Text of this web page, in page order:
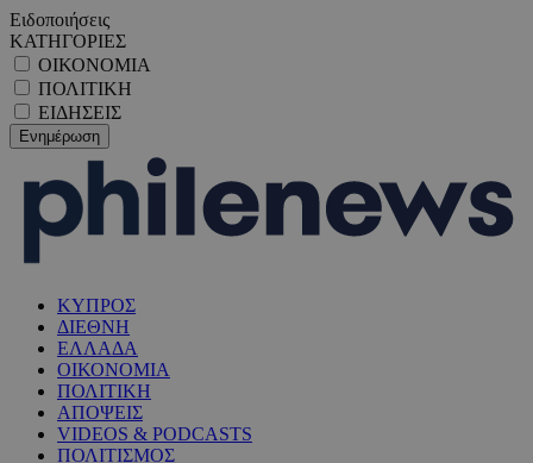
Ειδοποιήσεις
ΚΑΤΗΓΟΡΙΕΣ
ΟΙΚΟΝΟΜΙΑ
ΠΟΛΙΤΙΚΗ
ΕΙΔΗΣΕΙΣ
ΚΥΠΡΟΣ
ΔΙΕΘΝΗ
ΕΛΛΑΔΑ
ΟΙΚΟΝΟΜΙΑ
ΠΟΛΙΤΙΚΗ
ΑΠΟΨΕΙΣ
VIDEOS & PODCASTS
ΠΟΛΙΤΙΣΜΟΣ